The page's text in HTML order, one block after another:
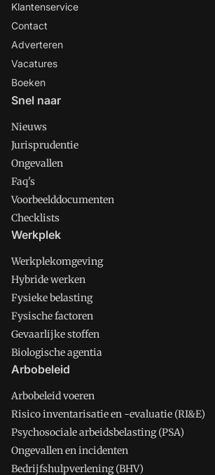
Klantenservice
Contact
Adverteren
Vacatures
Boeken
Snel naar
Nieuws
Jurisprudentie
Ongevallen
Faq's
Voorbeelddocumenten
Checklists
Werkplek
Werkplekomgeving
Hybride werken
Fysieke belasting
Fysische factoren
Gevaarlijke stoffen
Biologische agentia
Arbobeleid
Arbobeleid voeren
Risico inventarisatie en -evaluatie (RI&E)
Psychosociale arbeidsbelasting (PSA)
Ongevallen en incidenten
Bedrijfshulpverlening (BHV)